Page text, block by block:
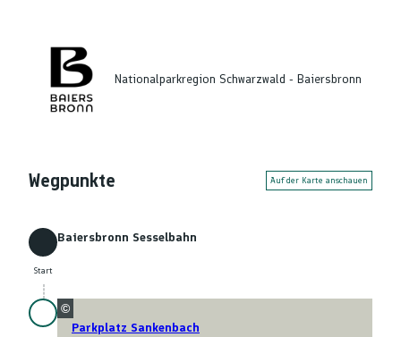
Nationalparkregion Schwarzwald - Baiersbronn
Wegpunkte Auf der Karte anschauen
Start
Start
Baiersbronn Sesselbahn
©
Parkplatz Sankenbach